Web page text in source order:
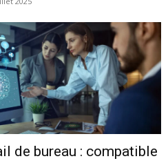
de bureau : compatible